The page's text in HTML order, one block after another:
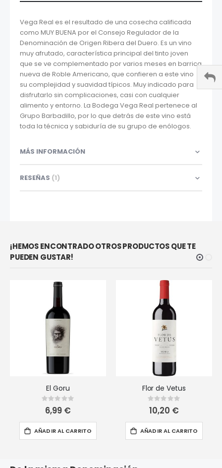
Vega Real es el resultado de una cosecha calificada
como MUY BUENA por el Consejo Regulador de la
Denominación de Origen Ribera del Duero. Es un vino
muy afrutado, característica principal del tinto joven
que se ve complementado por varios meses en barrica
nueva de Roble Americano, que confieren a este vino
su complejidad y suavidad típicos. Muy indicado para
disfrutarlo sin complicaciones, casi con cualquier
alimento y entorno. La Bodega Vega Real pertenece al
Grupo Barbadillo, por lo que detrás de este vino está
toda la técnica y sabiduría de su grupo de enólogos.
MÁS INFORMACIÓN
RESEÑAS 1
¡HEMOS ENCONTRADO OTROS PRODUCTOS QUE TE
PUEDEN GUSTAR!
El Goru
Rating:
0%
6,99 €
AÑADIR AL CARRITO
Flor de Vetus
Rating:
0%
10,20 €
AÑADIR AL CARRITO